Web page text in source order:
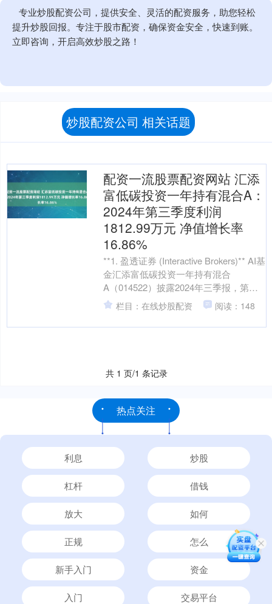
专业炒股配资公司，提供安全、灵活的配资服务，助您轻松
提升炒股回报。专注于股市配资，确保资金安全，快速到账。
立即咨询，开启高效炒股之路！
炒股配资公司 相关话题
配资一流股票配资网站 汇添
富低碳投资一年持有混合A：
2024年第三季度利润
1812.99万元 净值增长率
16.86%
**1. 盈透证券 (Interactive Brokers)** AI基
金汇添富低碳投资一年持有混合
A（014522）披露2024年三季报，第三
季度基金利润1....
栏目：在线炒股配资 阅读：148
共 1 页/1 条记录
热点关注
利息 炒股
杠杆 借钱
放大 如何
正规 怎么
新手入门 资金
入门 交易平台